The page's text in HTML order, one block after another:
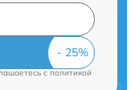
c политикой